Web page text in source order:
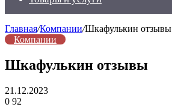
Главная/Компании/Шкафулькин отзывы
Компании
Шкафулькин отзывы
21.12.2023
0 92